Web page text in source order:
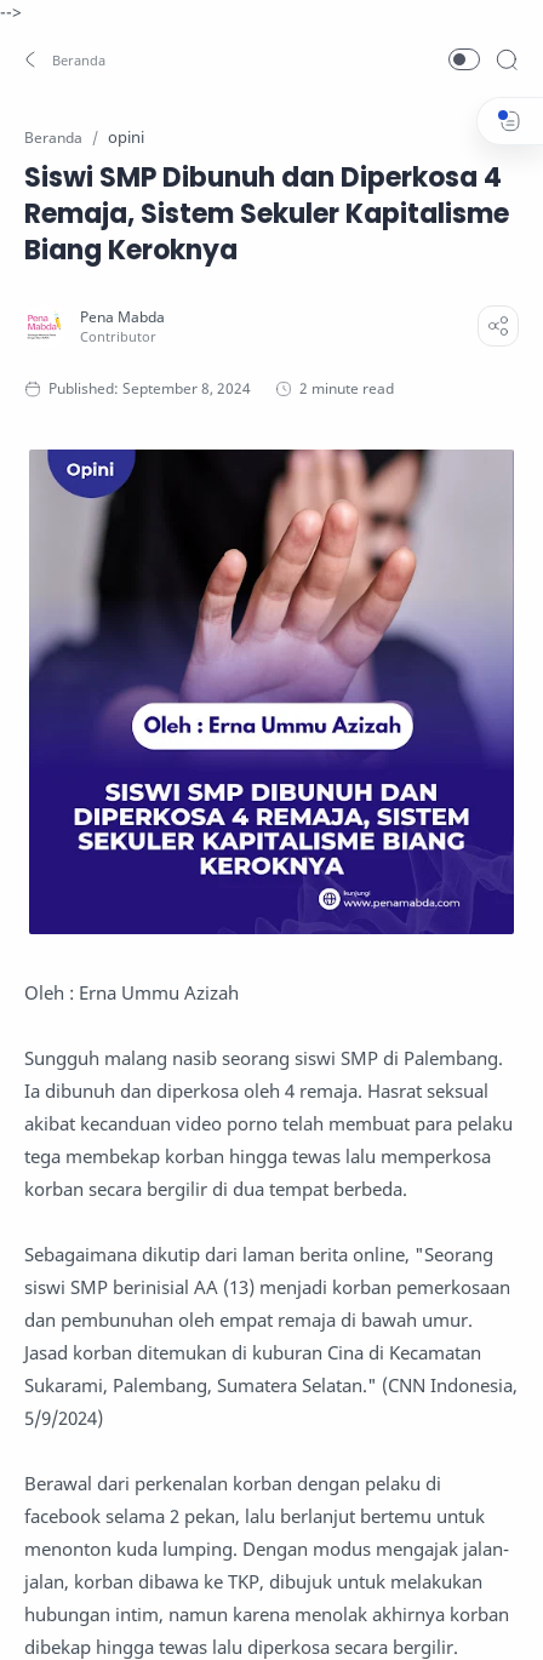
-->
Beranda opini
Siswi SMP Dibunuh dan Diperkosa 4
Remaja, Sistem Sekuler Kapitalisme
Biang Keroknya
2 minute read
Oleh : Erna Ummu Azizah
Sungguh malang nasib seorang siswi SMP di Palembang.
Ia dibunuh dan diperkosa oleh 4 remaja. Hasrat seksual
akibat kecanduan video porno telah membuat para pelaku
tega membekap korban hingga tewas lalu memperkosa
korban secara bergilir di dua tempat berbeda.
Sebagaimana dikutip dari laman berita online, "Seorang
siswi SMP berinisial AA (13) menjadi korban pemerkosaan
dan pembunuhan oleh empat remaja di bawah umur.
Jasad korban ditemukan di kuburan Cina di Kecamatan
Sukarami, Palembang, Sumatera Selatan." (CNN Indonesia,
5/9/2024)
Berawal dari perkenalan korban dengan pelaku di
facebook selama 2 pekan, lalu berlanjut bertemu untuk
menonton kuda lumping. Dengan modus mengajak jalan-
jalan, korban dibawa ke TKP, dibujuk untuk melakukan
hubungan intim, namun karena menolak akhirnya korban
dibekap hingga tewas lalu diperkosa secara bergilir.